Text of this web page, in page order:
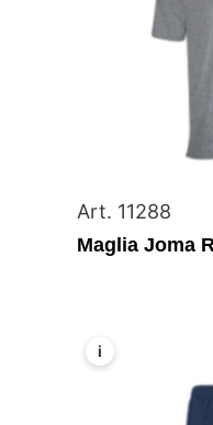
Art. 11288
Maglia Joma
i